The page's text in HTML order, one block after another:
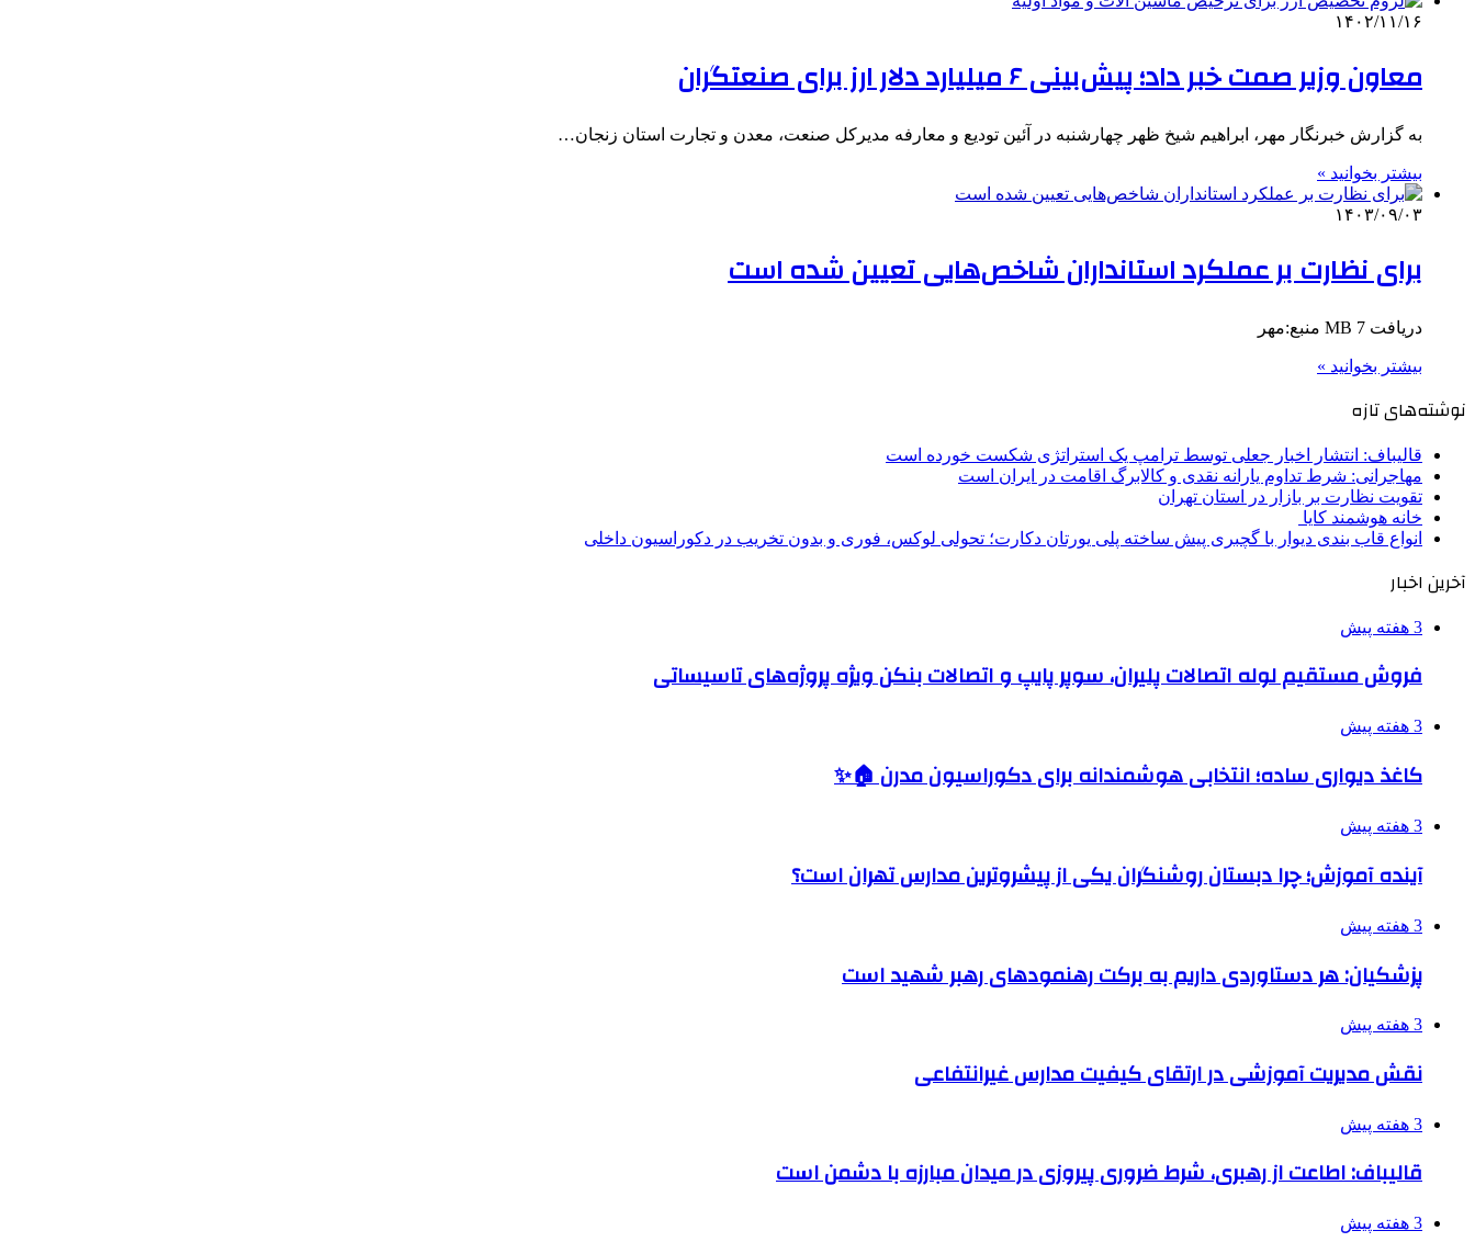
۱۴۰۲/۱۱/۱۶
معاون وزیر صمت خبر داد؛ پیش‌بینی ۶ میلیارد دلار ارز برای صنعتگران
به گزارش خبرنگار مهر، ابراهیم شیخ ظهر چهارشنبه در آئین تودیع و معارفه مدیرکل صنعت، معدن و تجارت استان زنجان…
بیشتر بخوانید »
۱۴۰۳/۰۹/۰۳
برای نظارت بر عملکرد استانداران شاخص‌هایی تعیین شده است
دریافت 7 MB منبع:مهر
بیشتر بخوانید »
نوشته‌های تازه
قالیباف: انتشار اخبار جعلی توسط ترامپ یک استراتژی شکست خورده است
مهاجرانی: شرط تداوم یارانه نقدی و کالابرگ اقامت در ایران است
تقویت نظارت بر بازار در استان تهران
خانه هوشمند کایا
انواع قاب بندی دیوار با گچبری پیش ساخته پلی یورتان دکارت؛ تحولی لوکس، فوری و بدون تخریب در دکوراسیون داخلی
آخرین اخبار
3 هفته پیش
فروش مستقیم لوله اتصالات پلیران، سوپر پایپ و اتصالات بنکن ویژه پروژه‌های تاسیساتی
3 هفته پیش
کاغذ دیواری ساده؛ انتخابی هوشمندانه برای دکوراسیون مدرن 🏠✨
3 هفته پیش
آینده آموزش؛ چرا دبستان روشنگران یکی از پیشروترین مدارس تهران است؟
3 هفته پیش
پزشکیان: هر دستاوردی داریم به برکت رهنمودهای رهبر شهید است
3 هفته پیش
نقش مدیریت آموزشی در ارتقای کیفیت مدارس غیرانتفاعی
3 هفته پیش
قالیباف: اطاعت از رهبری، شرط ضروری پیروزی در میدان مبارزه با دشمن است
3 هفته پیش